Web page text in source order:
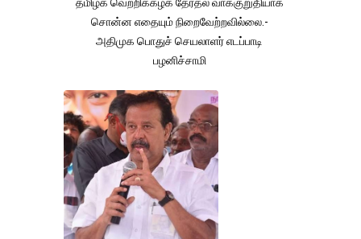
சொன்ன எதையும் நிறைவேற்றவில்லை.-
அதிமுக பொதுச் செயலாளர் எடப்பாடி
பழனிச்சாமி